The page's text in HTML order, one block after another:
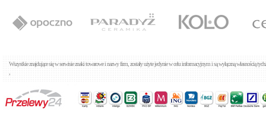
Wszystkie znajdujące się w serwisie znaki towarowe i nazwy firm, zostały użyte jedynie w celu informacyjnym i są wyłączną własnością